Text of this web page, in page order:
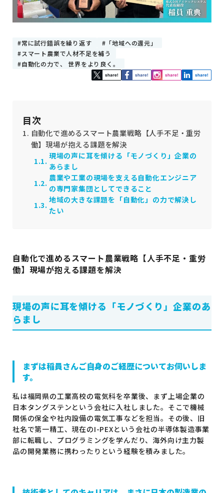
常に試行錯誤を繰り返す
「地域への還元」
スマート農業で人材不足を補う
自動化の力で、 世界をより良く。
目次
自動化で進めるスマート農業戦略【人手不足・重労
働】現場が抱える課題を解決
現場の声に耳を傾ける「モノづくり」企業の
あらまし
農業や工業の現場を支える自動化エンジニア
の専門家集団としてできること
地域の大きな課題を「自動化」の力で解決し
たい
自動化で進めるスマート農業戦略【人手不足・重労
働】現場が抱える課題を解決
現場の声に耳を傾ける「モノづくり」企業のあ
らまし
まずは稲員さんご自身のご経歴についてお伺いしま
す。
私は福岡県の工業高校の電気科を卒業後、まず上場企業の
日本タングステンという会社に入社しました。そこで機械
関係の保全や社内設備の電気工事などを担当。その後、旧
社名で第一精工、現在のI-PEXという会社の半導体製造事業
部に転職し、プログラミングを学んだり、海外向け主力製
品の開発業務に携わったりという経験を積みました。